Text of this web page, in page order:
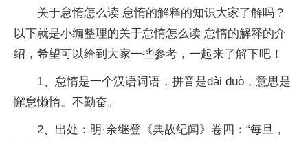
关于怠惰怎么读 怠惰的解释的知识大家了解吗？
以下就是小编整理的关于怠惰怎么读 怠惰的解释的介
绍，希望可以给到大家一些参考，一起来了解下吧！
1、怠惰是一个汉语词语，拼音是dài duò，意思是
懈怠懒惰。不勤奋。
2、出处：明·余继登《典故纪闻》卷四：“每旦，